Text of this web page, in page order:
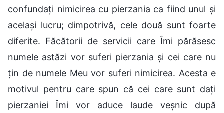
confundați nimicirea cu pierzania ca fiind unul și
același lucru; dimpotrivă, cele două sunt foarte
diferite. Făcătorii de servicii care Îmi părăsesc
numele astăzi vor suferi pierzania și cei care nu
țin de numele Meu vor suferi nimicirea. Acesta e
motivul pentru care spun că cei care sunt dați
pierzaniei Îmi vor aduce laude veșnic după